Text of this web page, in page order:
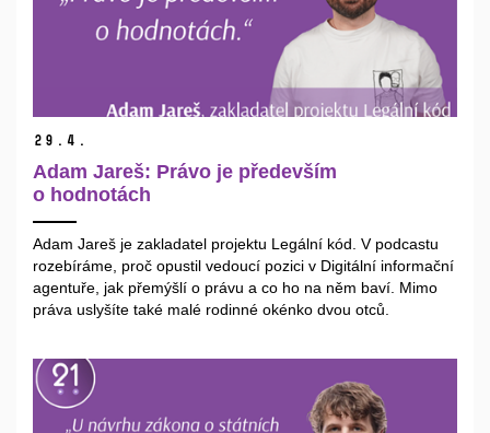
29. 4.
Adam Jareš: Právo je především
o hodnotách
Adam Jareš je zakladatel projektu Legální kód. V podcastu
rozebíráme, proč opustil vedoucí pozici v Digitální informační
agentuře, jak přemýšlí o právu a co ho na něm baví. Mimo
práva uslyšíte také malé rodinné okénko dvou otců.